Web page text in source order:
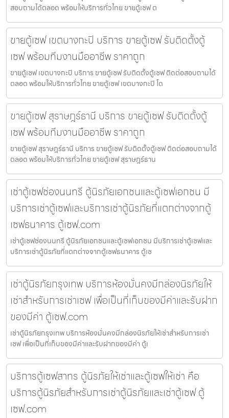
สอบถามได้ตลอด พร้อมให้บริการทั่วไทย ขายตู้เซฟ ต
ขายตู้เซฟ เขตบางกะปิ บริการ ขายตู้เซฟ รับติดตั้งตู้
เซฟ พร้อมทีมงานมืออาชีพ ราคาถูก
ขายตู้เซฟ เขตบางกะปิ บริการ ขายตู้เซฟ รับติดตั้งตู้เซฟ ติดต่อสอบถามได้
ตลอด พร้อมให้บริการทั่วไทย ขายตู้เซฟ เขตบางกะปิ โด
ขายตู้เซฟ สุราษฎร์ธานี บริการ ขายตู้เซฟ รับติดตั้งตู้
เซฟ พร้อมทีมงานมืออาชีพ ราคาถูก
ขายตู้เซฟ สุราษฎร์ธานี บริการ ขายตู้เซฟ รับติดตั้งตู้เซฟ ติดต่อสอบถามได้
ตลอด พร้อมให้บริการทั่วไทย ขายตู้เซฟ สุราษฎร์ธาน
เช่าตู้เซฟช่องนนทรี ตู้นิรภัยเอกชนและตู้เซฟเอกชน มี
บริการเช่าตู้เซฟและบริการเช่าตู้นิรภัยที่แตกต่างจากตู้
เซฟธนาคาร ตู้เซฟ.com
เช่าตู้เซฟช่องนนทรี ตู้นิรภัยเอกชนและตู้เซฟเอกชน มีบริการเช่าตู้เซฟและ
บริการเช่าตู้นิรภัยที่แตกต่างจากตู้เซฟธนาคาร ตู้เซ
เช่าตู้นิรภัยกรุงเทพ บริการห้องมั่นคงมีกล่องนิรภัยให้
เช่าสำหรับการเช่าเซฟ เพื่อเป็นที่เก็บของมีค่าและรับฝาก
ของมีค่า ตู้เซฟ.com
เช่าตู้นิรภัยกรุงเทพ บริการห้องมั่นคงมีกล่องนิรภัยให้เช่าสำหรับการเช่า
เซฟ เพื่อเป็นที่เก็บของมีค่าและรับฝากของมีค่า ตู้เ
บริการตู้เซฟสาทร ตู้นิรภัยให้เช่าและตู้เซฟให้เช่า คือ
บริการตู้นิรภัยสำหรับการเช่าตู้นิรภัยและเช่าตู้เซฟ ตู้
เซฟ.com